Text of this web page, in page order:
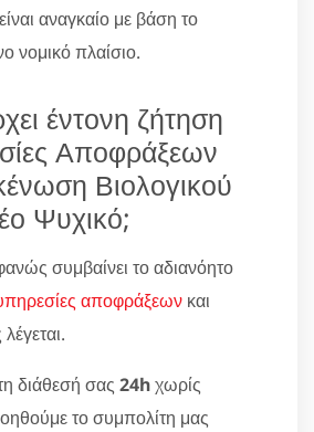
είναι αναγκαίο με βάση το
νομικό πλαίσιο.
έντονη ζήτηση
Αποφράξεων
Βιολογικού
Ψυχικό;
συμβαίνει το αδιανόητο
αποφράξεων και
διάθεσή σας 24hχωρίς
το συμπολίτη μας